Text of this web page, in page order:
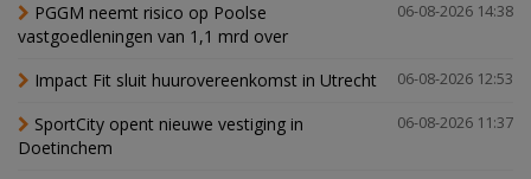
06-08-2026 14:38
PGGM neemt risico op Poolse
vastgoedleningen van 1,1 mrd over
06-08-2026 12:53
Impact Fit sluit huurovereenkomst in Utrecht
06-08-2026 11:37
SportCity opent nieuwe vestiging in
Doetinchem